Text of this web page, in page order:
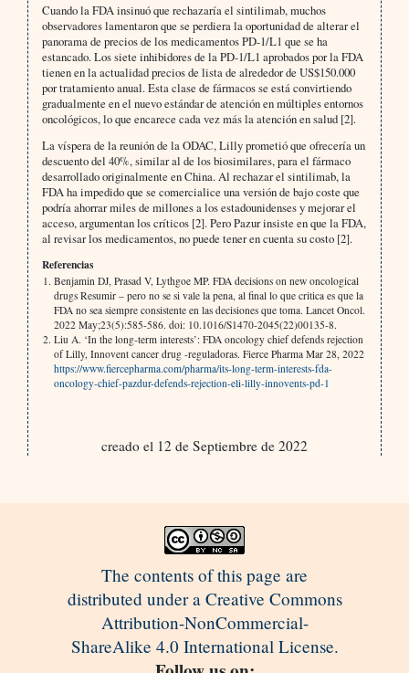
Cuando la FDA insinuó que rechazaría el sintilimab, muchos
observadores lamentaron que se perdiera la oportunidad de alterar el
panorama de precios de los medicamentos PD-1/L1 que se ha
estancado. Los siete inhibidores de la PD-1/L1 aprobados por la FDA
tienen en la actualidad precios de lista de alrededor de US$150.000
por tratamiento anual. Esta clase de fármacos se está convirtiendo
gradualmente en el nuevo estándar de atención en múltiples entornos
oncológicos, lo que encarece cada vez más la atención en salud [2].
La víspera de la reunión de la ODAC, Lilly prometió que ofrecería un
descuento del 40%, similar al de los biosimilares, para el fármaco
desarrollado originalmente en China. Al rechazar el sintilimab, la
FDA ha impedido que se comercialice una versión de bajo coste que
podría ahorrar miles de millones a los estadounidenses y mejorar el
acceso, argumentan los críticos [2]. Pero Pazur insiste en que la FDA,
al revisar los medicamentos, no puede tener en cuenta su costo [2].
Referencias
Benjamin DJ, Prasad V, Lythgoe MP. FDA decisions on new oncological
drugs Resumir – pero no se si vale la pena, al final lo que critica es que la
FDA no sea siempre consistente en las decisiones que toma. Lancet Oncol.
2022 May;23(5):585-586. doi: 10.1016/S1470-2045(22)00135-8.
Liu A. ‘In the long-term interests’: FDA oncology chief defends rejection
of Lilly, Innovent cancer drug -reguladoras. Fierce Pharma Mar 28, 2022
https://www.fiercepharma.com/pharma/its-long-term-interests-fda-
oncology-chief-pazdur-defends-rejection-eli-lilly-innovents-pd-1
creado el 12 de Septiembre de 2022
The contents of this page are
distributed under a Creative Commons
Attribution-NonCommercial-
ShareAlike 4.0 International License.